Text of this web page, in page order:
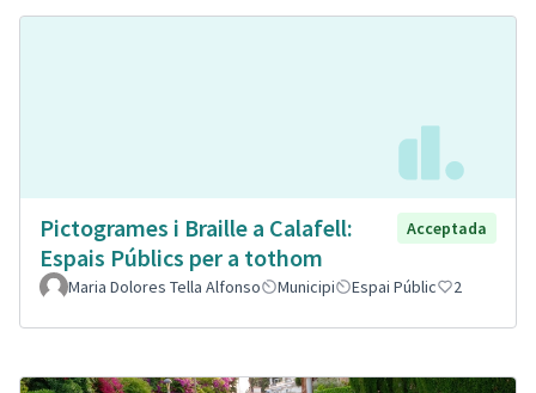
Pictogrames i Braille a Calafell:
Espais Públics per a tothom
Acceptada
Maria Dolores Tella Alfonso Municipi Espai Públic 2